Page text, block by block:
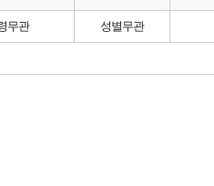
무관 성별무관